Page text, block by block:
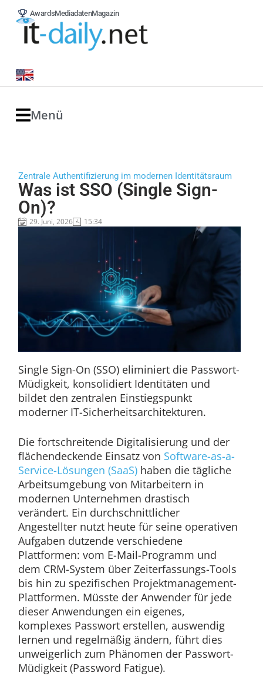
AwardsMediadatenMagazin
Menü
Zentrale Authentifizierung im modernen Identitätsraum
Was ist SSO (Single Sign-
On)?
29. Juni, 2026 15:34
Single Sign-On (SSO) eliminiert die Passwort-
Müdigkeit, konsolidiert Identitäten und
bildet den zentralen Einstiegspunkt
moderner IT-Sicherheitsarchitekturen.
Die fortschreitende Digitalisierung und der
flächendeckende Einsatz von Software-as-a-
Service-Lösungen (SaaS)haben die tägliche
Arbeitsumgebung von Mitarbeitern in
modernen Unternehmen drastisch
verändert. Ein durchschnittlicher
Angestellter nutzt heute für seine operativen
Aufgaben dutzende verschiedene
Plattformen: vom E-Mail-Programm und
dem CRM-System über Zeiterfassungs-Tools
bis hin zu spezifischen Projektmanagement-
Plattformen. Müsste der Anwender für jede
dieser Anwendungen ein eigenes,
komplexes Passwort erstellen, auswendig
lernen und regelmäßig ändern, führt dies
unweigerlich zum Phänomen der Passwort-
Müdigkeit (Password Fatigue).